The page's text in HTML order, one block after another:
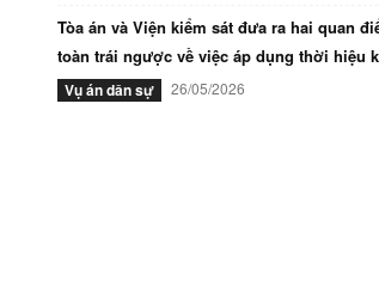
Tòa án và Viện kiểm sát đưa ra hai quan
toàn trái ngược về việc áp dụng thời hiệu
Vụ án dân sự 26/05/2026